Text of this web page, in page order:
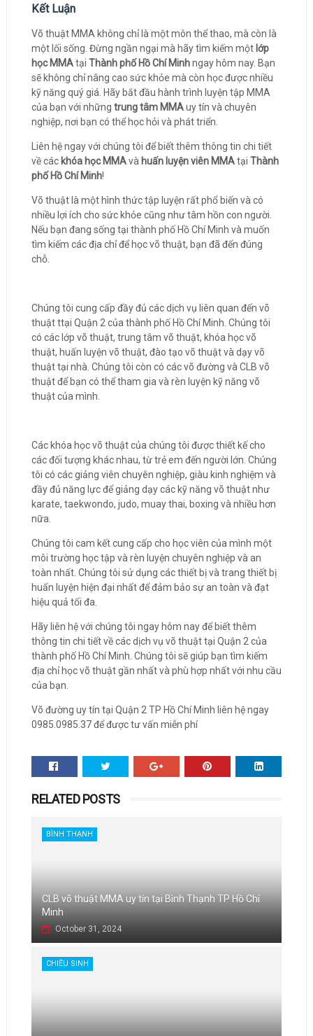
Kết Luận
Võ thuật MMA không chỉ là một môn thể thao, mà còn là
một lối sống. Đừng ngần ngại mà hãy tìm kiếm một lớp
học MMAtại Thành phố Hồ Chí Minhngay hôm nay. Bạn
sẽ không chỉ nâng cao sức khỏe mà còn học được nhiều
kỹ năng quý giá. Hãy bắt đầu hành trình luyện tập MMA
của bạn với những trung tâm MMAuy tín và chuyên
nghiệp, nơi bạn có thể học hỏi và phát triển.
Liên hệ ngay với chúng tôi để biết thêm thông tin chi tiết
về các khóa học MMAvà huấn luyện viên MMAtại Thành
phố Hồ Chí Minh!
Võ thuật là một hình thức tập luyện rất phổ biến và có
nhiều lợi ích cho sức khỏe cũng như tâm hồn con người.
Nếu bạn đang sống tại thành phố Hồ Chí Minh và muốn
tìm kiếm các địa chỉ để học võ thuật, bạn đã đến đúng
chỗ.
Chúng tôi cung cấp đầy đủ các dịch vụ liên quan đến võ
thuật ttại Quận 2 của thành phố Hồ Chí Minh. Chúng tôi
có các lớp võ thuật, trung tâm võ thuật, khóa học võ
thuật, huấn luyện võ thuật, đào tạo võ thuật và dạy võ
thuật tại nhà. Chúng tôi còn có các võ đường và CLB võ
thuật để bạn có thể tham gia và rèn luyện kỹ năng võ
thuật của mình.
Các khóa học võ thuật của chúng tôi được thiết kế cho
các đối tượng khác nhau, từ trẻ em đến người lớn. Chúng
tôi có các giảng viên chuyên nghiệp, giàu kinh nghiệm và
đầy đủ năng lực để giảng dạy các kỹ năng võ thuật như
karate, taekwondo, judo, muay thai, boxing và nhiều hơn
nữa.
Chúng tôi cam kết cung cấp cho học viên của mình một
môi trường học tập và rèn luyện chuyên nghiệp và an
toàn nhất. Chúng tôi sử dụng các thiết bị và trang thiết bị
huấn luyện hiện đại nhất để đảm bảo sự an toàn và đạt
hiệu quả tối đa.
Hãy liên hệ với chúng tôi ngay hôm nay để biết thêm
thông tin chi tiết về các dịch vụ võ thuật tại Quận 2 của
thành phố Hồ Chí Minh. Chúng tôi sẽ giúp bạn tìm kiếm
địa chỉ học võ thuật gần nhất và phù hợp nhất với nhu cầu
của bạn.
Võ đường uy tín tại Quận 2 TP Hồ Chí Minh liên hệ ngay
0985.0985.37 để được tư vấn miễn phí
RELATED POSTS
BÌNH THẠNH
CLB võ thuật MMA uy tín tại Bình Thạnh TP Hồ Chí
Minh
October 31, 2024
CHIÊU SINH